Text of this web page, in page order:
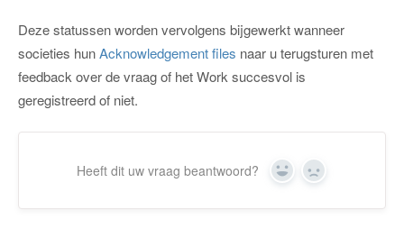
Deze statussen worden vervolgens bijgewerkt wanneer
societies hunAcknowledgement files naar u terugsturen met
feedback over de vraag of het Work succesvol is
geregistreerd of niet.
Heeft dit uw vraag beantwoord? Ja Nee